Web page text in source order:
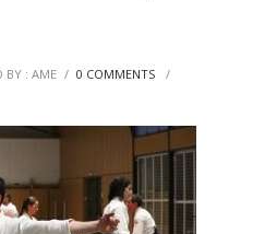
BY : AME / 0 COMMENTS
/